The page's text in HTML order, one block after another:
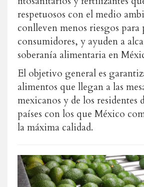
respetuosos con el medio
conlleven menos riesgos
consumidores, y ayuden a
soberanía alimentaria en
El objetivo general es
alimentos que llegan a las
mexicanos y de los residentes
países con los que México
la máxima calidad.